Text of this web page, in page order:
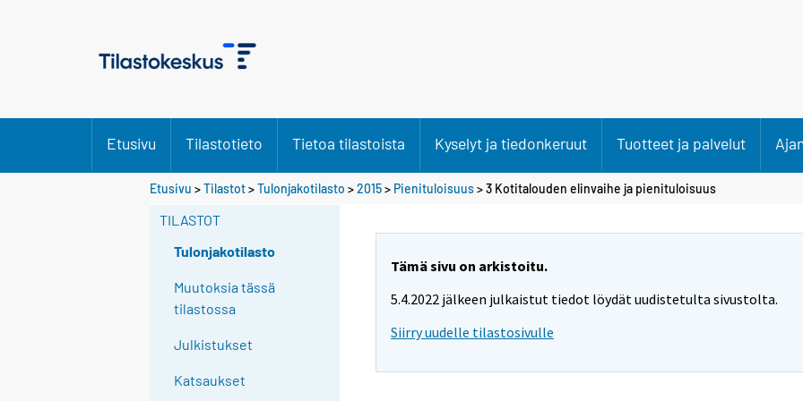
Etusivu Tilastotieto Tietoa tilastoista Kyselyt ja tiedonkeruut Tuotteet ja palvelut
Etusivu >Tilastot>Tulonjakotilasto >2015> Pienituloisuus> 3 Kotitalouden elinvaihe ja pienituloisuus
TILASTOT
Tulonjakotilasto
Muutoksia tässä
tilastossa
Julkistukset
Katsaukset
Tämä sivu on arkistoitu.
5.4.2022 jälkeen julkaistut tiedot löydät uudistetulta sivustolta.
Siirry uudelle tilastosivulle
Y
Y